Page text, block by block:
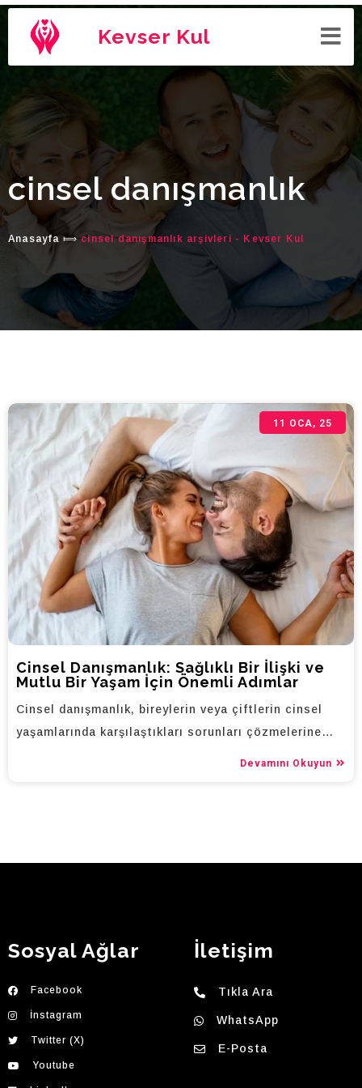
Kevser Kul
cinsel danışmanlık
Anasayfa ⟾cinsel danışmanlık arşivleri - Kevser Kul
Cinsel Danışmanlık: Sağlıklı Bir İlişki ve
Mutlu Bir Yaşam İçin Önemli Adımlar
11 OCA, 25
Cinsel danışmanlık, bireylerin veya çiftlerin cinsel
yaşamlarında karşılaştıkları sorunları çözmelerine…
Devamını Okuyun
Sosyal Ağlar
Facebook
İnstagram
Twitter (X)
Youtube
İletişim
Tıkla Ara
WhatsApp
E-Posta